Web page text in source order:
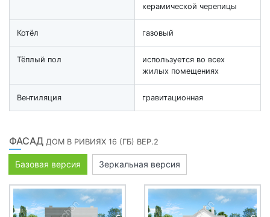
керамической черепицы
Котёл газовый
Тёплый пол
используется во всех
жилых помещениях
Вентиляция гравитационная
ФАСАД ДОМ В РИВИЯХ 16 (ГБ) ВЕР.2
Базовая версия Зеркальная версия